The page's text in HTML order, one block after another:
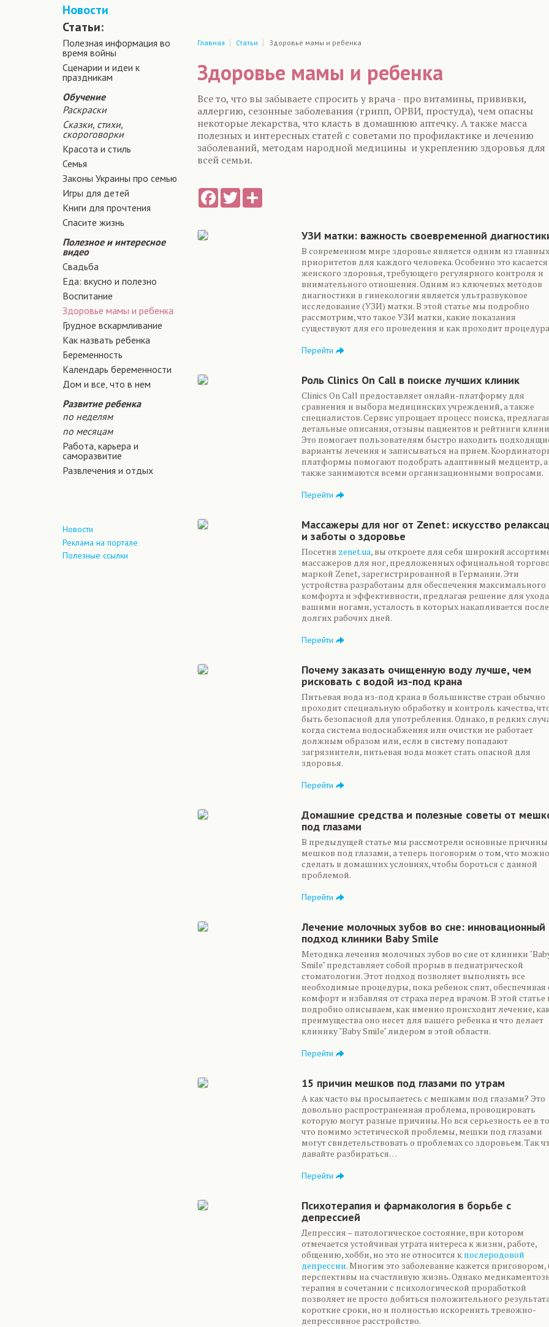
Новости
Статьи:
Полезная информация во
время войны
Сценарии и идеи к
праздникам
Обучение
Раскраски
Сказки, стихи,
скороговорки
Красота и стиль
Семья
Законы Украины про семью
Игры для детей
Книги для прочтения
Спасите жизнь
Полезное и интересное
видео
Свадьба
Еда: вкусно и полезно
Воспитание
Здоровье мамы и ребенка
Грудное вскармливание
Как назвать ребенка
Беременность
Календарь беременности
Дом и все, что в нем
Развитие ребенка
по неделям
по месяцам
Работа, карьера и
саморазвитие
Развлечения и отдых
Новости
Реклама на портале
Полезные ссылки
Главная Статьи Здоровье мамы и ребенка
Здоровье мамы и ребенка
Все то, что вы забываете спросить у врача - про витамины, прививки,
аллергию, сезонные заболевания (грипп, ОРВИ, простуда), чем опасны
некоторые лекарства, что класть в домашнюю аптечку. А также масса
полезных и интересных статей с советами по профилактике и лечению
заболеваний, методам народной медицины и укреплению здоровья для
всей семьи.
FacebookTwitter
УЗИ матки: важность своевременной
В современном мире здоровье является одним из главных
приоритетов для каждого человека. Особенно это касается
женского здоровья, требующего регулярного контроля и
внимательного отношения. Одним из ключевых методов
диагностики в гинекологии является ультразвуковое
исследование (УЗИ) матки. В этой статье мы подробно
рассмотрим, что такое УЗИ матки, какие показания
существуют для его проведения и как проходит
Перейти
Роль Clinics On Call в поиске лучших клиник
Clinics On Call предоставляет онлайн-платформу для
сравнения и выбора медицинских учреждений, а также
специалистов. Сервис упрощает процесс поиска,
детальные описания, отзывы пациентов и рейтинги
Это помогает пользователям быстро находить
варианты лечения и записываться на прием.
платформы помогают подобрать адаптивный медцентр, а
также занимаются всеми организационными вопросами.
Перейти
Массажеры для ног от Zenet: искусство
и заботы о здоровье
Посетив zenet.ua, вы откроете для себя широкий
массажеров для ног, предложенных официальной
маркой Zenet, зарегистрированной в Германии. Эти
устройства разработаны для обеспечения максимального
комфорта и эффективности, предлагая решение для
вашими ногами, усталость в которых накапливается после
долгих рабочих дней.
Перейти
Почему заказать очищенную воду лучше, чем
рисковать с водой из-под крана
Питьевая вода из-под крана в большинстве стран обычно
проходит специальную обработку и контроль качества,
быть безопасной для употребления. Однако, в редких
когда система водоснабжения или очистки не работает
должным образом или, если в систему попадают
загрязнители, питьевая вода может стать опасной для
здоровья.
Перейти
Домашние средства и полезные советы от
под глазами
В предыдущей статье мы рассмотрели основные причины
мешков под глазами, а теперь поговорим о том, что можно
сделать в домашних условиях, чтобы бороться с данной
проблемой.
Перейти
Лечение молочных зубов во сне: инновационный
подход клиники Baby Smile
Методика лечения молочных зубов во сне от клиники
Smile" представляет собой прорыв в педиатрической
стоматологии. Этот подход позволяет выполнять все
необходимые процедуры, пока ребенок спит, обеспечивая
комфорт и избавляя от страха перед врачом. В этой
подробно описываем, как именно происходит лечение,
преимущества оно несет для вашего ребенка и что делает
клинику "Baby Smile" лидером в этой области.
Перейти
15 причин мешков под глазами по утрам
А как часто вы просыпаетесь с мешками под глазами? Это
довольно распространенная проблема, провоцировать
которую могут разные причины. Но вся серьезность ее в
что помимо эстетической проблемы, мешки под глазами
могут свидетельствовать о проблемах со здоровьем. Так
давайте разбираться…
Перейти
Психотерапия и фармакология в борьбе с
депрессией
Депрессия – патологическое состояние, при котором
отмечается устойчивая утрата интереса к жизни, работе,
общению, хобби, но это не относится к послеродовой
депрессии. Многим это заболевание кажется приговором,
перспективы на счастливую жизнь. Однако
терапия в сочетании с психологической проработкой
позволяет не просто добиться положительного
короткие сроки, но и полностью искоренить тревожно-
депрессивное расстройство.